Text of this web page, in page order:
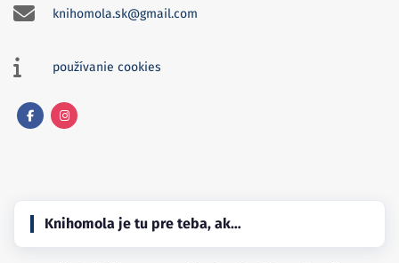
knihomola.sk@gmail.com
používanie cookies
Knihomola je tu pre teba, ak…